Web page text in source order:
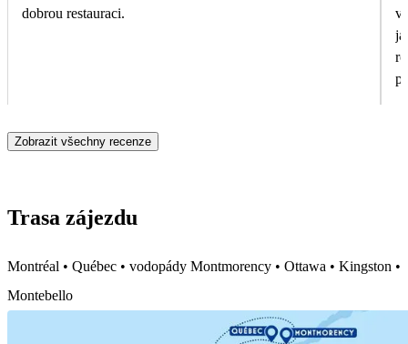
dobrou restauraci.
Zobrazit všechny recenze
Trasa zájezdu
Montréal • Québec • vodopády Montmorency • Ottawa • Kingston •
Montebello